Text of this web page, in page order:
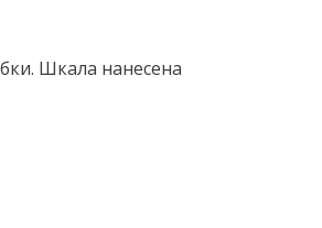
Шкала нанесена